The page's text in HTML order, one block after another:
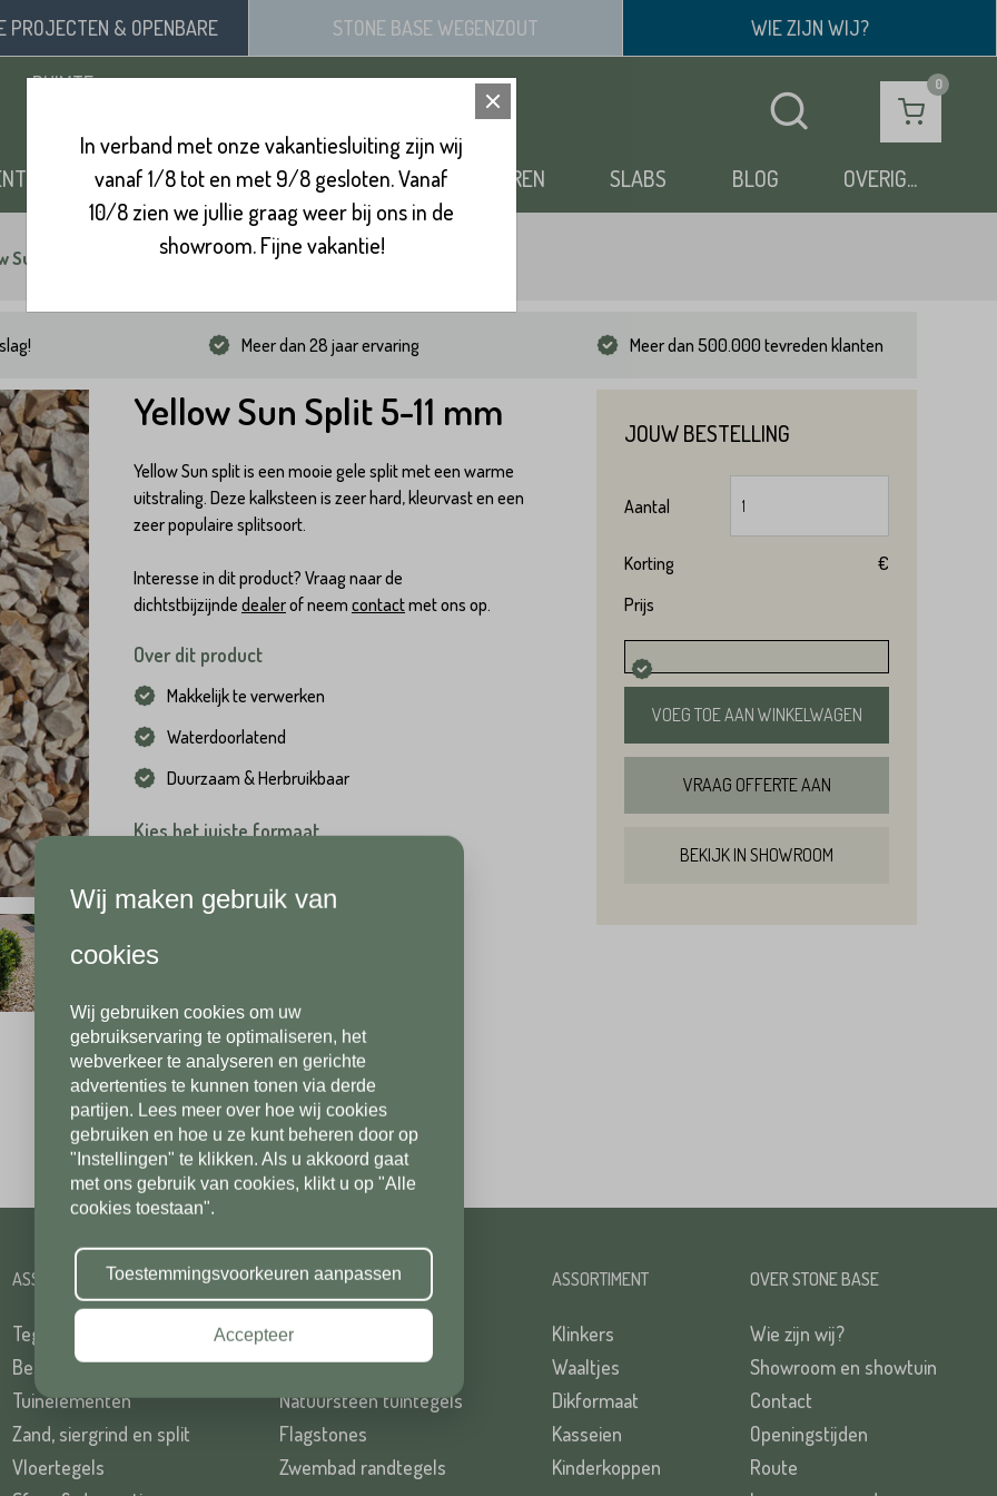
PROJECTEN & OPENBARE
RUIMTE
STONE BASE WEGENZOUT WIE ZIJN WIJ?
ZAND, SIERGRIND & SPLIT BINNENVLOEREN SLABS BLOG OVERIG...
Sun Split 5-11 mm
Meer dan 28 jaar ervaring Meer dan 500.000 tevreden klanten
Yellow Sun Split 5-11 mm
Yellow Sun split is een mooie gele split met een warme
uitstraling. Deze kalksteen is zeer hard, kleurvast en een
zeer populaire splitsoort.
Interesse in dit product? Vraag naar de
dichtstbijzijnde dealerof neem contactmet ons op.
Over dit product
Makkelijk te verwerken
Waterdoorlatend
Duurzaam & Herbruikbaar
Kies het juiste formaat
Mini big bag (0,5 m3)
Op voorraad, direct leverbaar
JOUW BESTELLING
Aantal
Korting
€
Prijs
VOEG TOE AAN WINKELWAGEN
VRAAG OFFERTE AAN
BEKIJK IN SHOWROOM
Hoeveelheeft u nodig?*
Achternaam*
Telefoonnummer*
Postcode*
Telefoonnummer*
Postcode*
Toevoeging
Plaats*
ASSORTIMENT
Tegels
Bestrating
Tuinelementen
Zand, siergrind en split
Vloertegels
ASSORTIMENT
Keramische tuintegels
Tuintegels
Natuursteen tuintegels
Flagstones
Zwembad randtegels
ASSORTIMENT
Klinkers
Waaltjes
Dikformaat
Kasseien
Kinderkoppen
OVER STONE BASE
Wie zijn wij?
Showroom en showtuin
Contact
Openingstijden
Route
In verband met onze vakantiesluiting zijn wij
vanaf 1/8 tot en met 9/8 gesloten. Vanaf
10/8 zien we jullie graag weer bij ons in de
showroom. Fijne vakantie!
Wij maken gebruik van
cookies
Wij gebruiken cookies om uw
gebruikservaring te optimaliseren, het
webverkeer te analyseren en gerichte
advertenties te kunnen tonen via derde
partijen. Lees meer over hoe wij cookies
gebruiken en hoe u ze kunt beheren door op
"Instellingen" te klikken. Als u akkoord gaat
met ons gebruik van cookies, klikt u op "Alle
cookies toestaan".
Toestemmingsvoorkeuren aanpassen
Accepteer